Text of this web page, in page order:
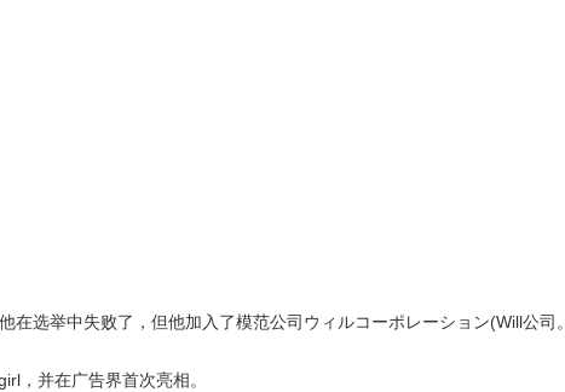
选举中失败了，但他加入了模范公司ウィルコーポレーション(Will公司。
，并在广告界首次亮相。